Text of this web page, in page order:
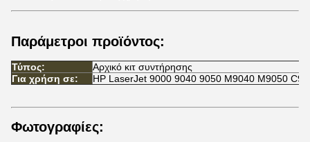
Παράμετροι προϊόντος:
Τύπος:
Αρχικό κιτ συντήρησης
Για χρήση σε:
HP LaserJet 9000 9040 9050 M9040 M9050
Φωτογραφίες: